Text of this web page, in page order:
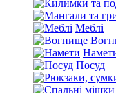
Меблі
Посуд